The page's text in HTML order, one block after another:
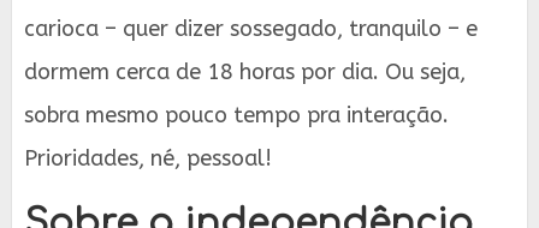
carioca – quer dizer sossegado, tranquilo – e
dormem cerca de 18 horas por dia. Ou seja,
sobra mesmo pouco tempo pra interação.
Prioridades, né, pessoal!